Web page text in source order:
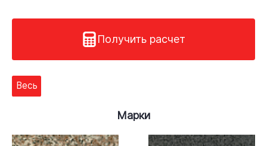
Получить расчет
Весь
Марки